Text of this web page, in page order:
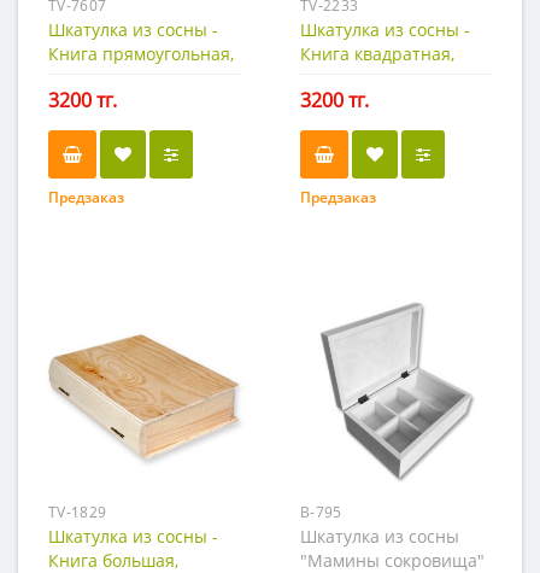
TV-7607
Шкатулка из сосны -
Книга прямоугольная,
3200 тг.
Предзаказ
ТV-2233
Шкатулка из сосны -
Книга квадратная,
3200 тг.
Предзаказ
TV-1829
Шкатулка из сосны -
Книга большая,
B-795
Шкатулка из сосны
"Мамины сокровища"